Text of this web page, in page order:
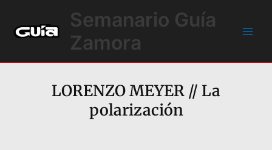
contenido
Semanario Guía
Zamora
LORENZO MEYER // La
polarización